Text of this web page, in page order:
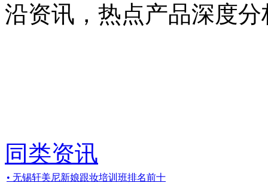
沿资讯，热点产品深度分
同类资讯
• 无锡轩美尼新娘跟妆培训班排名前十